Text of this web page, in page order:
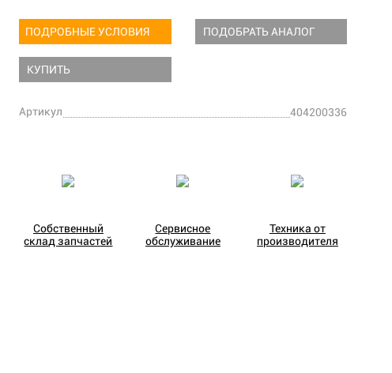
ПОДРОБНЫЕ УСЛОВИЯ ПОДОБРАТЬ АНАЛОГ
КУПИТЬ
Артикул 404200336
Собственный
склад запчастей
Сервисное
обслуживание
Техника от
производителя